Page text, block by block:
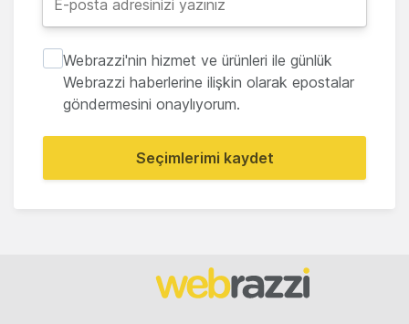
Webrazzi'nin hizmet ve ürünleri ile günlük
Webrazzi haberlerine ilişkin olarak epostalar
göndermesini onaylıyorum.
Seçimlerimi kaydet